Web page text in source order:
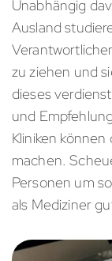
Unabhängig
Ausland
zu ziehen und
dieses
und
Kliniken
machen.
Personen um
als Mediziner